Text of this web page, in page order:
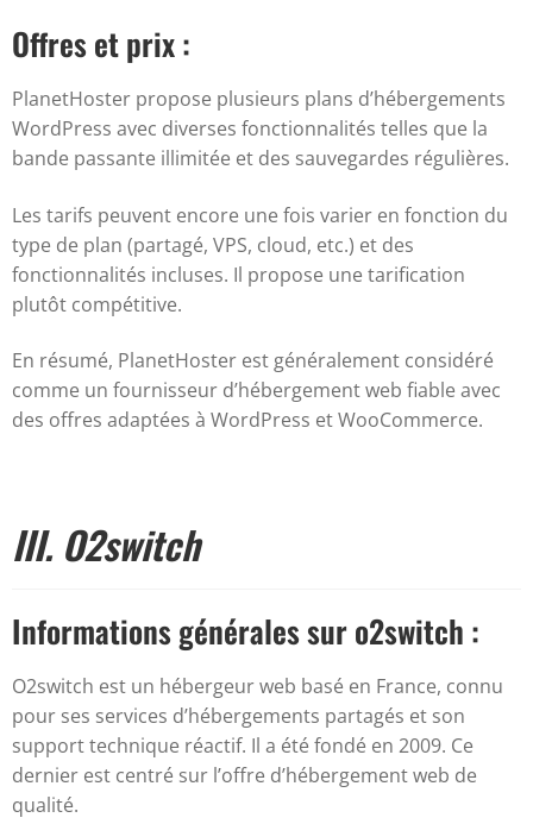
Offres et prix :
PlanetHoster propose plusieurs plans d’hébergements
WordPress avec diverses fonctionnalités telles que la
bande passante illimitée et des sauvegardes régulières.
Les tarifs peuvent encore une fois varier en fonction du
type de plan (partagé, VPS, cloud, etc.) et des
fonctionnalités incluses. Il propose une tarification
plutôt compétitive.
En résumé, PlanetHoster est généralement considéré
comme un fournisseur d’hébergement web fiable avec
des offres adaptées à WordPress et WooCommerce.
III. O2switch
Informations générales sur o2switch :
O2switch est un hébergeur web basé en France, connu
pour ses services d’hébergements partagés et son
support technique réactif. Il a été fondé en 2009. Ce
dernier est centré sur l’offre d’hébergement web de
qualité.